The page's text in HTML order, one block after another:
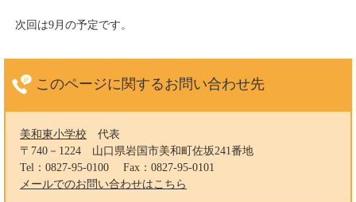
次回は9月の予定です。
このページに関するお問い合わせ先
美和東小学校
代表
〒740－1224
山口県岩国市美和町佐坂241番地
Tel：0827-95-0100
Fax：0827-95-0101
メールでのお問い合わせはこちら